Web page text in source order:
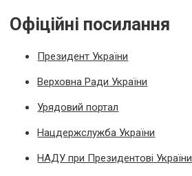
Офіційні посилання
Президент України
Верховна Ради України
Урядовий портал
Нацдержслужба України
НАДУ при Президентові України